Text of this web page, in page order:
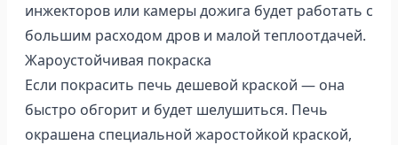
инжекторов или камеры дожига будет работать с
большим расходом дров и малой теплоотдачей.
Жароустойчивая покраска
Если покрасить печь дешевой краской — она
быстро обгорит и будет шелушиться. Печь
окрашена специальной жаростойкой краской,